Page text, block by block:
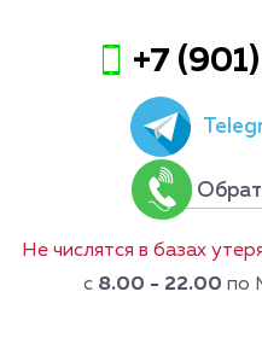
+7
Не числятся в базах
с 8.00 - 22.00 по